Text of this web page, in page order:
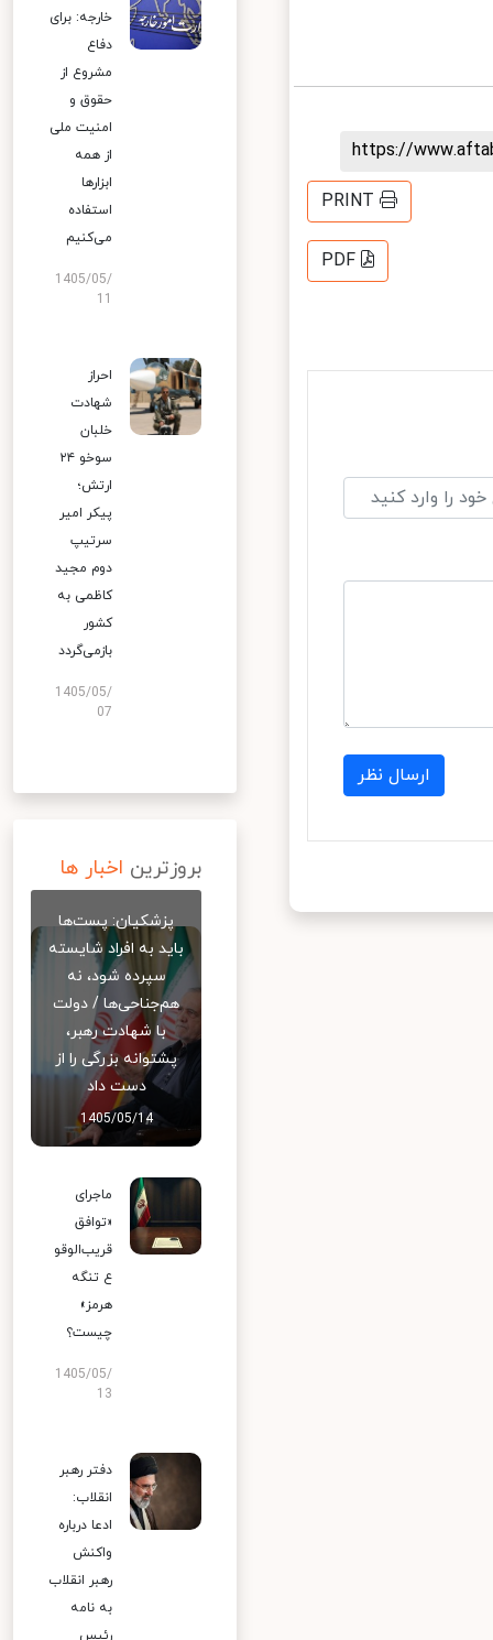
https://
PRINT
PDF
ارسال نظر
خارجه: برای
دفاع
مشروع از
حقوق و
امنیت ملی
از همه
ابزارها
استفاده
می‌کنیم
1405/05/
احراز
شهادت
خلبان
سوخو ۲۴
ارتش؛
پیکر امیر
سرتیپ
دوم مجید
کاظمی به
کشور
بازمی‌گردد
1405/05/
07
بروزترین اخبار ها
پزشکیان: پست‌ها
باید به افراد شایسته
سپرده شود، نه
هم‌جناحی‌ها / دولت
با شهادت رهبر،
پشتوانه بزرگی را از
دست داد
1405/05/14
ماجرای
«توافق
قریب‌الوقو
ع تنگه
هرمز»
چیست؟
1405/05/
13
دفتر رهبر
انقلاب:
ادعا درباره
واکنش
رهبر انقلاب
به نامه
رئیس